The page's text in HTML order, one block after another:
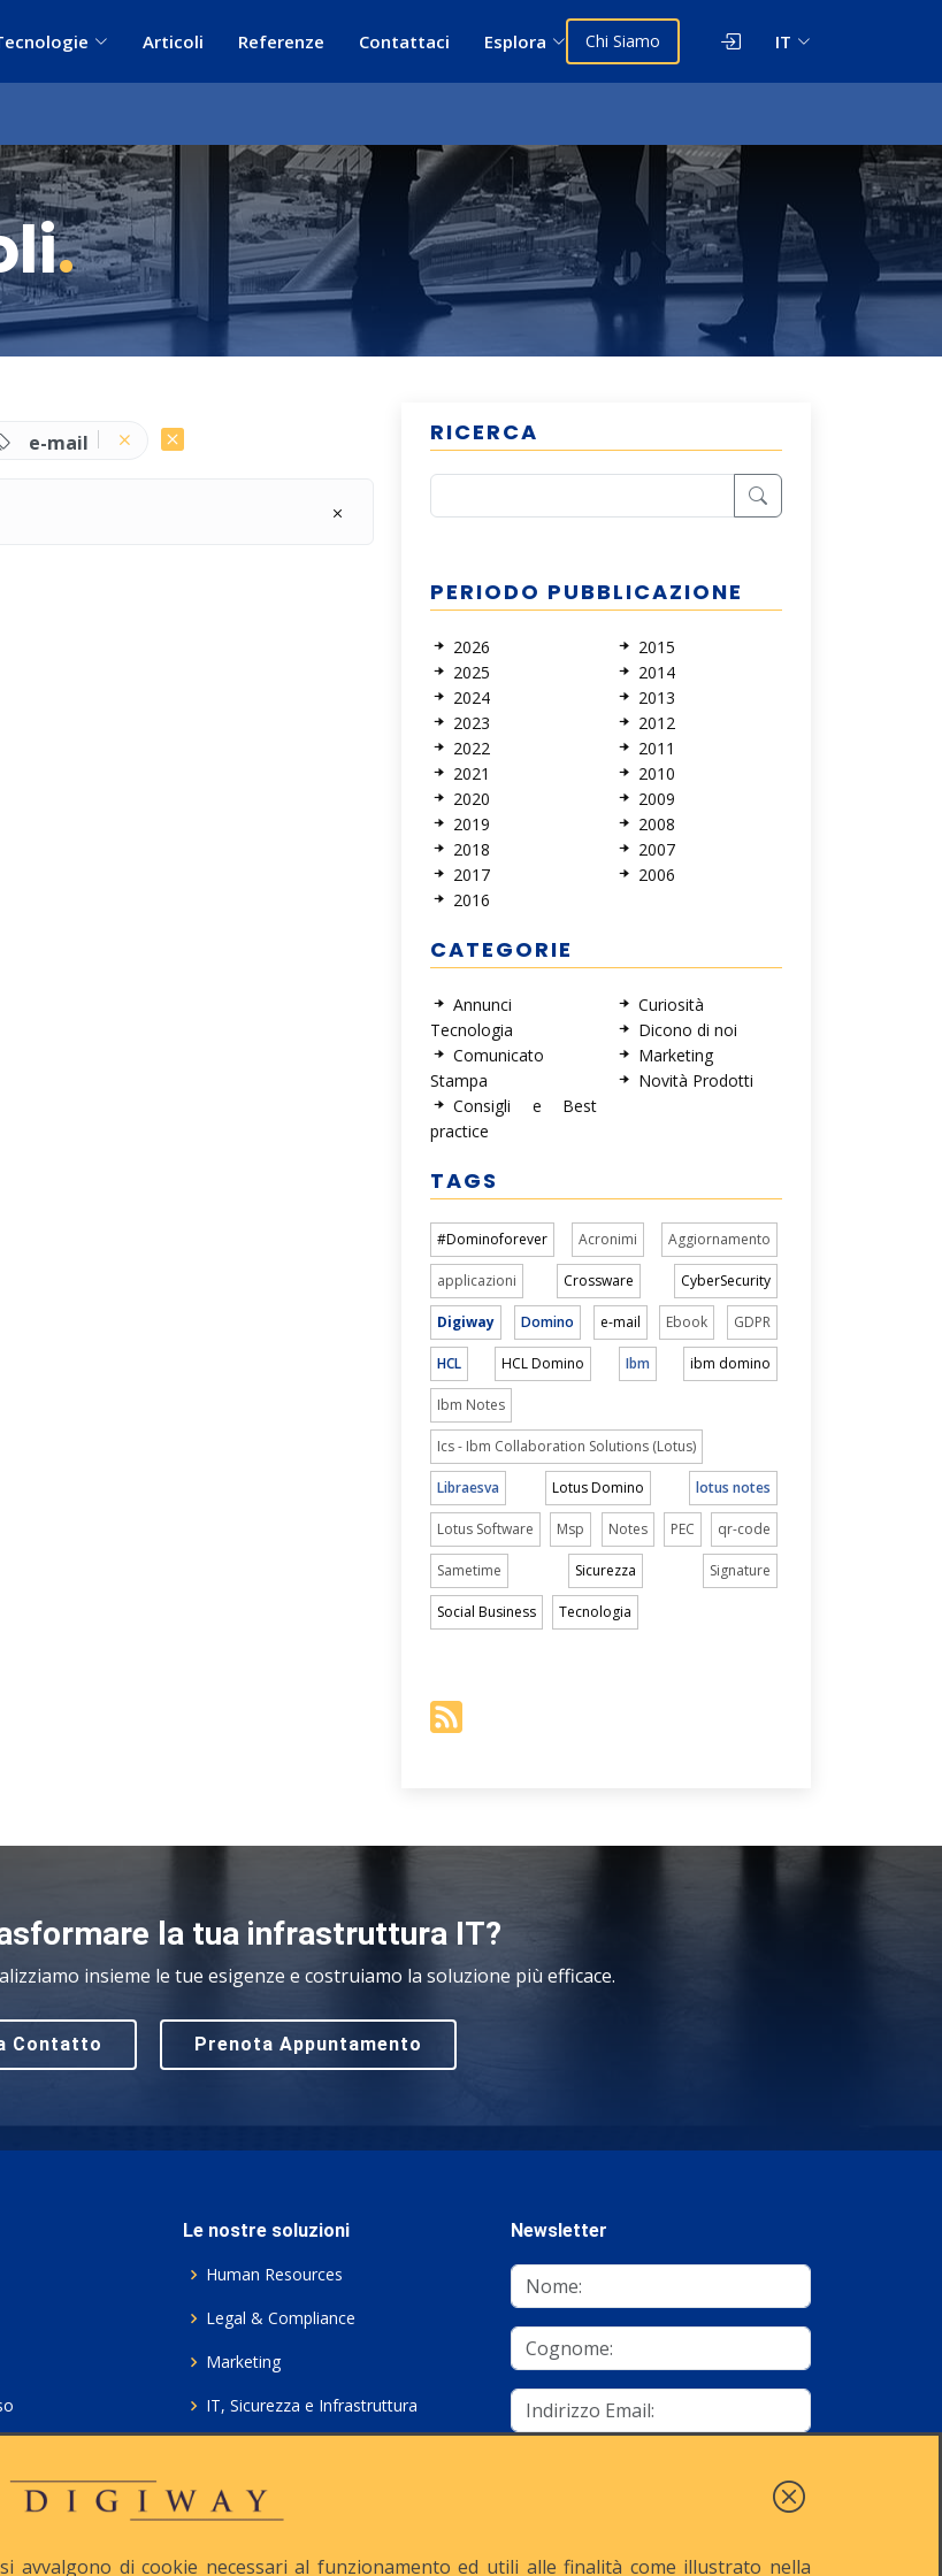
Articoli Referenze Contattaci Esplora Chi Siamo IT
.
e-mail RICERCA
PERIODO PUBBLICAZIONE
2026
2025
2024
2023
2022
2021
2020
2019
2018
2017
2016
2015
2014
2013
2012
2011
2010
2009
2008
2007
2006
CATEGORIE
Annunci
Tecnologia
Comunicato
Stampa
Consigli e Best
practice
Curiosità
Dicono di noi
Marketing
Novità Prodotti
TAGS
#Dominoforever Acronimi Aggiornamento
applicazioni Crossware CyberSecurity
Digiway Domino e-mail Ebook GDPR
HCL HCL Domino Ibm ibm domino
Ibm Notes
Ics - Ibm Collaboration Solutions (Lotus)
Libraesva Lotus Domino lotus notes
Lotus Software Msp Notes PEC qr-code
Sametime Sicurezza Signature
Social Business Tecnologia
la tua infrastruttura IT?
insieme le tue esigenze e costruiamo la soluzione più efficace.
Contatto Prenota Appuntamento
Le nostre soluzioni
Human Resources
Legal & Compliance
Marketing
IT, Sicurezza e Infrastruttura
Consulenza ICT e Licenze
Newsletter
di cookie necessari al funzionamento ed utili alle finalità come illustrato nella